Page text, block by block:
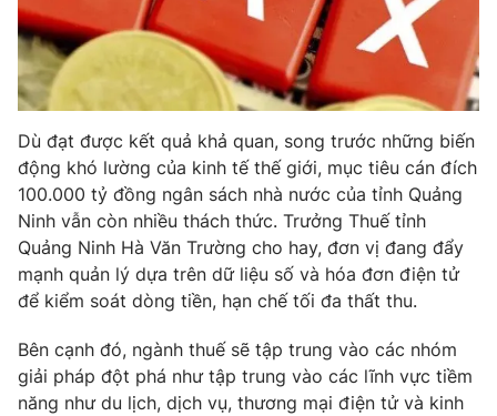
Hậu trường
Nhân vật
Khán giả
Giải sao mai
Điện ảnh
Âm nhạc
Đời sống
Du lịch
Làm đẹp
Chất lượng cuộc sống
Giáo dục
Tuyển sinh
Học trực tuyến
Công nghệ
Hitech Công nghệ tương lai
Sản phẩm
Thị trường
Tư vấn
Giao lưu trực tuyến
Lịch phát sóng
Chuyên mục khác
Dù đạt được kết quả khả quan, song trước những biến
động khó lường của kinh tế thế giới, mục tiêu cán đích
100.000 tỷ đồng ngân sách nhà nước của tỉnh Quảng
Ninh vẫn còn nhiều thách thức. Trưởng Thuế tỉnh
Quảng Ninh Hà Văn Trường cho hay, đơn vị đang đẩy
mạnh quản lý dựa trên dữ liệu số và hóa đơn điện tử
để kiểm soát dòng tiền, hạn chế tối đa thất thu.
Bên cạnh đó, ngành thuế sẽ tập trung vào các nhóm
giải pháp đột phá như tập trung vào các lĩnh vực tiềm
năng như du lịch, dịch vụ, thương mại điện tử và kinh